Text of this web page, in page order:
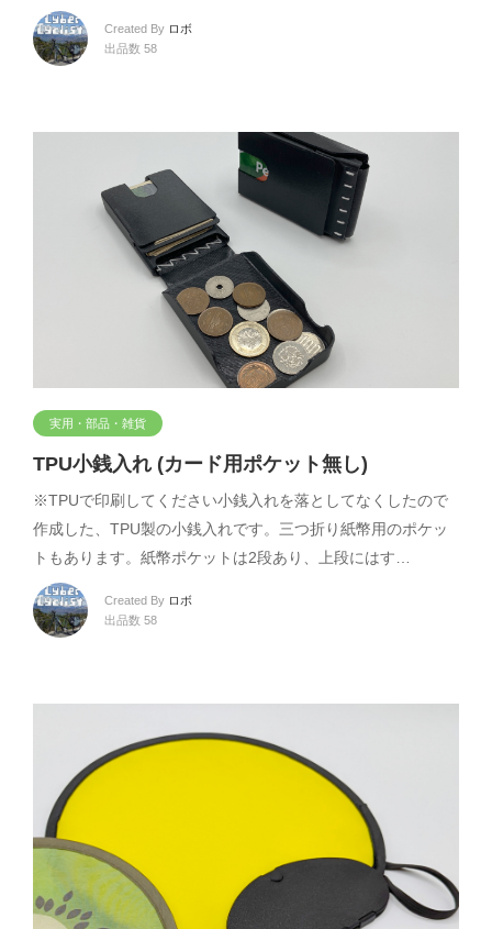
Created By ロボ
出品数 58
実用・部品・雑貨
TPU小銭入れ (カード用ポケット無し)
※TPUで印刷してください小銭入れを落としてなくしたので
作成した、TPU製の小銭入れです。三つ折り紙幣用のポケッ
トもあります。紙幣ポケットは2段あり、上段にはす…
Created By ロボ
出品数 58